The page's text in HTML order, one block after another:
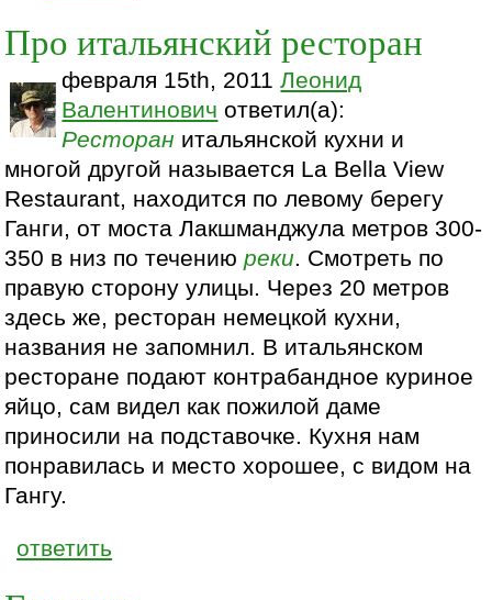
Про итальянский ресторан
февраля 15th, 2011Леонид
Валентинович ответил(а):
Ресторан итальянской кухни и
многой другой называется La Bella View
Restaurant, находится по левому берегу
Ганги, от моста Лакшманджула метров 300-
350 в низ по течениюреки. Смотреть по
правую сторону улицы. Через 20 метров
здесь же, ресторан немецкой кухни,
названия не запомнил. В итальянском
ресторане подают контрабандное куриное
яйцо, сам видел как пожилой даме
приносили на подставочке. Кухня нам
понравилась и место хорошее, с видом на
Гангу.
ответить